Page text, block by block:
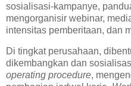
sosialisasi-kampanye,
mengorganisir webinar,
intensitas pemberitaan, dan
Di tingkat perusahaan,
dikembangkan dan
operating procedure,